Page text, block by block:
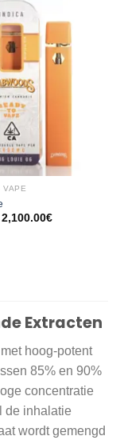
VAPE​
2,100.00€Prijsklasse:
Extracten
hoog-potent
85% en 90%
concentratie
de inhalatie
wordt gemengd